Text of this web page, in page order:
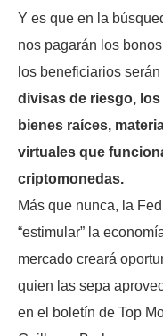
Y es que en la
nos pagarán los
los beneficiarios serán
divisas de riesgo,
bienes raíces,
virtuales que
criptomonedas.
Más que nunca, la
“estimular” la
mercado creará
quien las sepa
en el boletín de Top